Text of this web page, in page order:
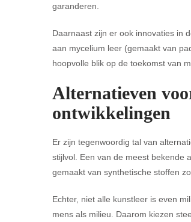
garanderen.
Daarnaast zijn er ook innovaties in
aan mycelium leer (gemaakt van
hoopvolle blik op de toekomst van
Alternatieven
ontwikkelingen
Er zijn tegenwoordig tal van
stijlvol. Een van de meest bekende
gemaakt van synthetische stoffen
Echter, niet alle kunstleer is even
mens als milieu. Daarom kiezen